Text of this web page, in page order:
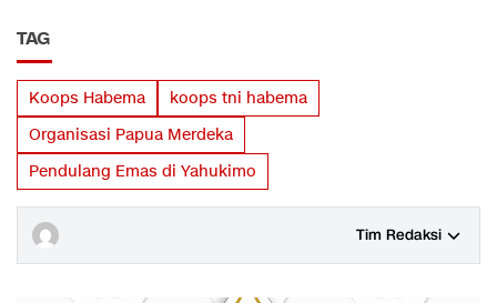
TAG
Koops Habema
koops tni habema
Organisasi Papua Merdeka
Pendulang Emas di Yahukimo
Tim Redaksi